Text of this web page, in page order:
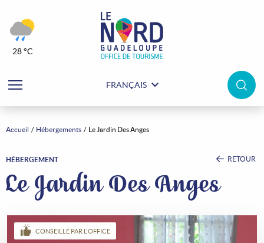
FRANÇAIS
28 °C
Accueil Hébergements Le Jardin Des Anges
HÉBERGEMENT RETOUR
Le Jardin Des Anges
CONSEILLÉ PAR L'OFFICE